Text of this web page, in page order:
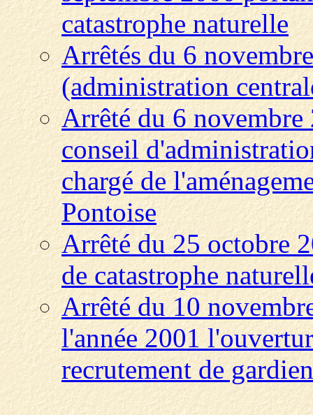
catastrophe naturelle
Arrêtés du 6
(administration
Arrêté du 6
conseil
chargé de
Pontoise
Arrêté du 25 octobre
de catastrophe
Arrêté du 10
l'année 2001
recrutement de